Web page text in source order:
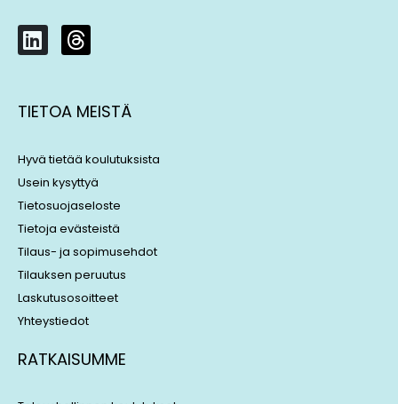
L
i
k
e
i
n
T
h
e
a
s
TIETOA MEISTÄ
Hyvä tietää koulutuksista
Usein kysyttyä
Tietosuojaseloste
Tietoja evästeistä
Tilaus- ja sopimusehdot
Tilauksen peruutus
Laskutusosoitteet
Yhteystiedot
RATKAISUMME